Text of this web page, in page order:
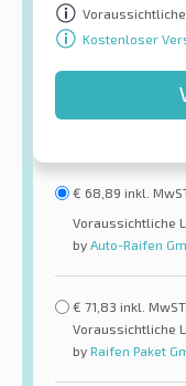
Voraussichtliche
Kostenloser
€ 68,89 inkl.
Voraussichtliche
by Auto-Raifen
€ 71,83 inkl. MwST
Voraussichtliche
by Raifen Paket